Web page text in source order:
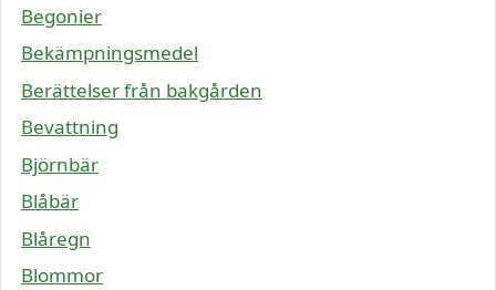
Begonier
Bekämpningsmedel
Berättelser från bakgården
Bevattning
Björnbär
Blåbär
Blåregn
Blommor